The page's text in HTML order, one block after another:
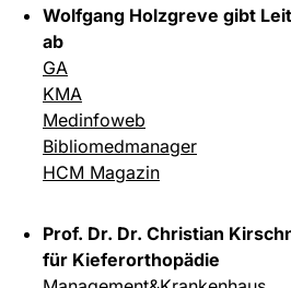
Wolfgang Holzgreve gibt
ab
GA
KMA
Medinfoweb
Bibliomedmanager
HCM Magazin
Prof. Dr. Dr. Christian
für Kieferorthopädie